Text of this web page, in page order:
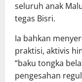
seluruh anak
tegas Bisri.
Ia bahkan
praktisi, aktivis
“baku tongka
pengesahan